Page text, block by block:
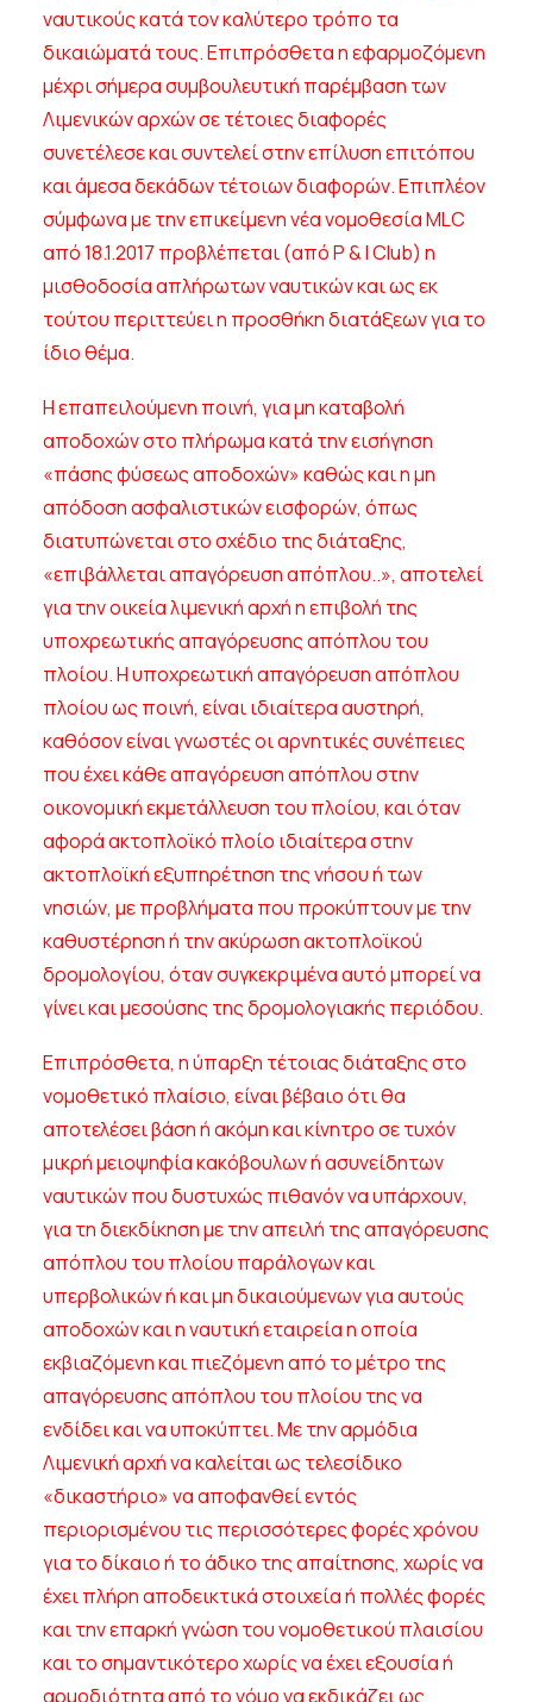
ναυτικούς κατά τον καλύτερο τρόπο τα
δικαιώματά τους. Επιπρόσθετα η εφαρμοζόμενη
μέχρι σήμερα συμβουλευτική παρέμβαση των
Λιμενικών αρχών σε τέτοιες διαφορές
συνετέλεσε και συντελεί στην επίλυση επιτόπου
και άμεσα δεκάδων τέτοιων διαφορών. Επιπλέον
σύμφωνα με την επικείμενη νέα νομοθεσίαMLC
από 18.1.2017 προβλέπεται (απόP&IClub) η
μισθοδοσία απλήρωτων ναυτικών και ως εκ
τούτου περιττεύει η προσθήκη διατάξεων για το
ίδιο θέμα.
Η επαπειλούμενη ποινή, για μη καταβολή
αποδοχών στο πλήρωμα κατά την εισήγηση
«πάσης φύσεως αποδοχών» καθώς και η μη
απόδοση ασφαλιστικών εισφορών, όπως
διατυπώνεται στο σχέδιο της διάταξης,
«επιβάλλεται απαγόρευση απόπλου..», αποτελεί
για την οικεία λιμενική αρχή η επιβολή της
υποχρεωτικής απαγόρευσης απόπλου του
πλοίου. Η υποχρεωτική απαγόρευση απόπλου
πλοίου ως ποινή, είναι ιδιαίτερα αυστηρή,
καθόσον είναι γνωστές οι αρνητικές συνέπειες
που έχει κάθε απαγόρευση απόπλου στην
οικονομική εκμετάλλευση του πλοίου, και όταν
αφορά ακτοπλοϊκό πλοίο ιδιαίτερα στην
ακτοπλοϊκή εξυπηρέτηση της νήσου ή των
νησιών, με προβλήματα που προκύπτουν με την
καθυστέρηση ή την ακύρωση ακτοπλοϊκού
δρομολογίου, όταν συγκεκριμένα αυτό μπορεί να
γίνει και μεσούσης της δρομολογιακής περιόδου.
Επιπρόσθετα, η ύπαρξη τέτοιας διάταξης στο
νομοθετικό πλαίσιο, είναι βέβαιο ότι θα
αποτελέσει βάση ή ακόμη και κίνητρο σε τυχόν
μικρή μειοψηφία κακόβουλων ή ασυνείδητων
ναυτικών που δυστυχώς πιθανόν να υπάρχουν,
για τη διεκδίκηση με την απειλή της απαγόρευσης
απόπλου του πλοίου παράλογων και
υπερβολικών ή και μη δικαιούμενων για αυτούς
αποδοχών και η ναυτική εταιρεία η οποία
εκβιαζόμενη και πιεζόμενη από το μέτρο της
απαγόρευσης απόπλου του πλοίου της να
ενδίδει και να υποκύπτει. Με την αρμόδια
Λιμενική αρχή να καλείται ως τελεσίδικο
«δικαστήριο» να αποφανθεί εντός
περιορισμένου τις περισσότερες φορές χρόνου
για το δίκαιο ή το άδικο της απαίτησης, χωρίς να
έχει πλήρη αποδεικτικά στοιχεία ή πολλές φορές
και την επαρκή γνώση του νομοθετικού πλαισίου
και το σημαντικότερο χωρίς να έχει εξουσία ή
αρμοδιότητα από το νόμο να εκδικάζει ως